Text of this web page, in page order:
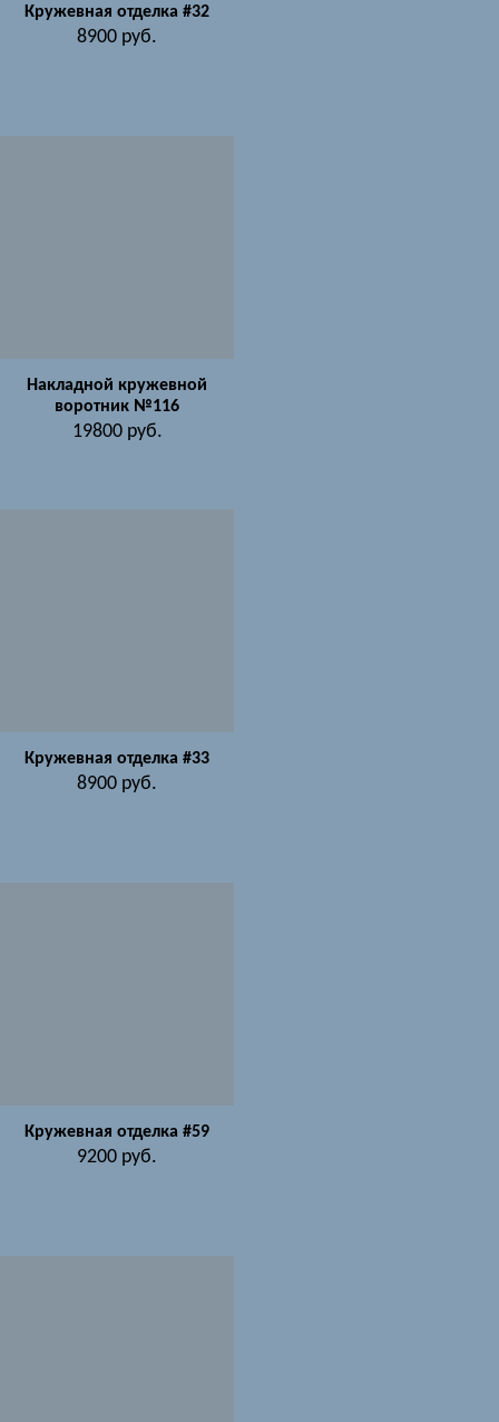
Кружевная отделка #32
8900 руб.
Накладной кружевной
воротник №116
19800руб.
Кружевная отделка #33
8900 руб.
Кружевная отделка #59
9200 руб.